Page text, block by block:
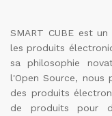
SMART CUBE est
les produits
sa philosophie
l'Open Source,
des produits
de produits pour